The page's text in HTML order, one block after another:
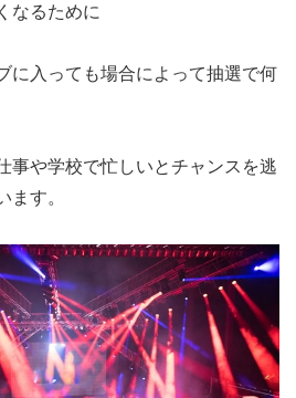
なるために
に入っても場合によって抽選で何
事や学校で忙しいとチャンスを逃
ます。